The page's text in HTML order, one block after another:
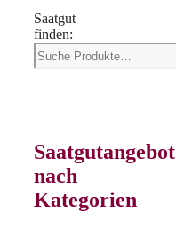
Saatgut
finden:
Saatgutangebot
nach
Kategorien